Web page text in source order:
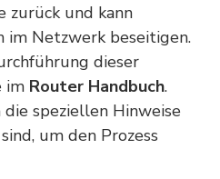
zurück und kann
im Netzwerk beseitigen.
dieser
im Router Handbuch.
die speziellen Hinweise
um den Prozess